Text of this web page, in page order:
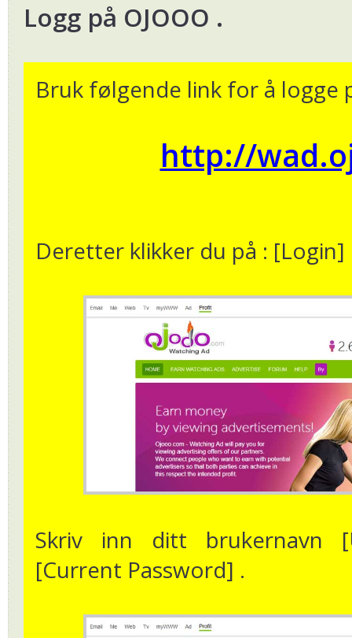
Logg på OJOOO .
Bruk følgende link for å logge
http://
Deretter klikker du på : [Login]
Skriv inn ditt brukernavn
[Current Password] .